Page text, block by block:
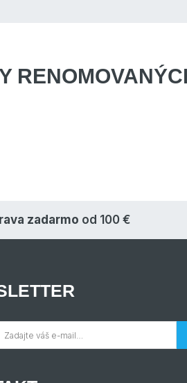
zadarmo od 100 €